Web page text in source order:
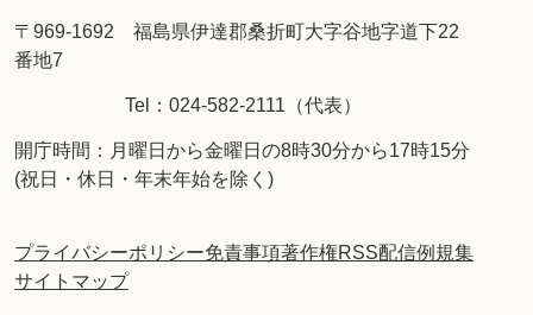
〒969-1692 福島県伊達郡桑折町大字谷地字道下22
番地7
Tel：024-582-2111（代表）
開庁時間：月曜日から金曜日の8時30分から17時15分
(祝日・休日・年末年始を除く)
プライバシーポリシー免責事項著作権RSS配信例規集
サイトマップ